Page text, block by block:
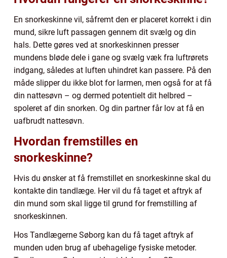
En snorkeskinne vil, såfremt den er placeret korrekt i din
mund, sikre luft passagen gennem dit svælg og din
hals. Dette gøres ved at snorkeskinnen presser
mundens bløde dele i gane og svælg væk fra luftrørets
indgang, således at luften uhindret kan passere. På den
måde slipper du ikke blot for larmen, men også for at få
din nattesøvn – og dermed potentielt dit helbred –
spoleret af din snorken. Og din partner får lov at få en
uafbrudt nattesøvn.
Hvordan fremstilles en
snorkeskinne?
Hvis du ønsker at få fremstillet en snorkeskinne skal du
kontakte din tandlæge. Her vil du få taget et aftryk af
din mund som skal ligge til grund for fremstilling af
snorkeskinnen.
Hos Tandlægerne Søborg kan du få taget aftryk af
munden uden brug af ubehagelige fysiske metoder.